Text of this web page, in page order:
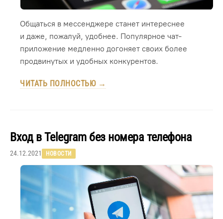
Общаться в мессенджере станет интереснее
и даже, пожалуй, удобнее. Популярное чат-
приложение медленно догоняет своих более
продвинутых и удобных конкурентов.
ЧИТАТЬ ПОЛНОСТЬЮ →
Вход в Telegram без номера телефона
24.12.2021 НОВОСТИ